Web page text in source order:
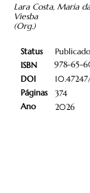
Lara Costa, Maria
Viesba
(Org.)
Status
ISBN
DOI
Páginas
Ano
978-65-
10.47247
374
2026